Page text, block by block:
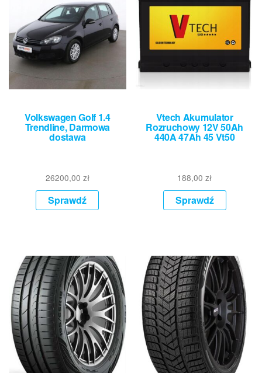
Volkswagen Golf 1.4
Trendline, Darmowa
dostawa
26200,00 zł
Sprawdź
Vtech Akumulator
Rozruchowy 12V 50Ah
440A 47Ah 45 Vt50
188,00zł
Sprawdź